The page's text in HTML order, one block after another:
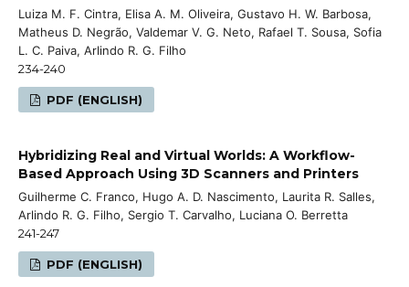
Luiza M. F. Cintra, Elisa A. M. Oliveira, Gustavo H. W. Barbosa,
Matheus D. Negrão, Valdemar V. G. Neto, Rafael T. Sousa, Sofia
L. C. Paiva, Arlindo R. G. Filho
234-240
PDF (ENGLISH)
Hybridizing Real and Virtual Worlds: A Workflow-
Based Approach Using 3D Scanners and Printers
Guilherme C. Franco, Hugo A. D. Nascimento, Laurita R. Salles,
Arlindo R. G. Filho, Sergio T. Carvalho, Luciana O. Berretta
241-247
PDF (ENGLISH)